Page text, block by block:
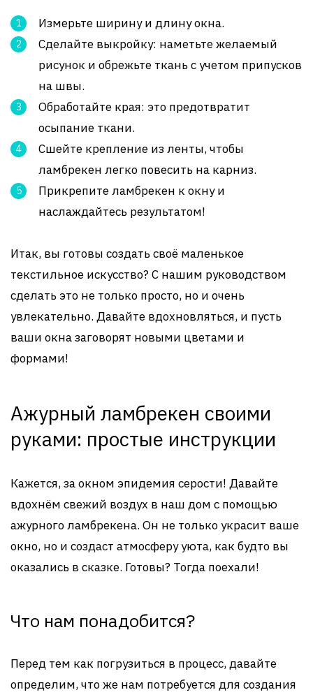
Измерьте ширину и длину окна.
Сделайте выкройку: наметьте желаемый
рисунок и обрежьте ткань с учетом припусков
на швы.
Обработайте края: это предотвратит
осыпание ткани.
Сшейте крепление из ленты, чтобы
ламбрекен легко повесить на карниз.
Прикрепите ламбрекен к окну и
наслаждайтесь результатом!
Итак, вы готовы создать своё маленькое
текстильное искусство? С нашим руководством
сделать это не только просто, но и очень
увлекательно. Давайте вдохновляться, и пусть
ваши окна заговорят новыми цветами и
формами!
Ажурный ламбрекен своими
руками: простые инструкции
Кажется, за окном эпидемия серости! Давайте
вдохнём свежий воздух в наш дом с помощью
ажурного ламбрекена. Он не только украсит ваше
окно, но и создаст атмосферу уюта, как будто вы
оказались в сказке. Готовы? Тогда поехали!
Что нам понадобится?
Перед тем как погрузиться в процесс, давайте
определим, что же нам потребуется для создания